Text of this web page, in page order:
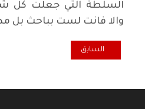
السلطة التي جعلت كل
والا فانت لست بباحث بل
المقال السابق: 8 شُبَاط 1963: الانْقلاب اَلذِي مَا زال يُحدِّد مصير العرَاق اليوْم
السابق